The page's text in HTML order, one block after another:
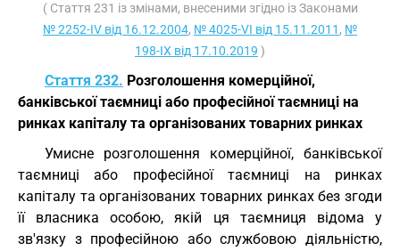
( Стаття 231 із змінами, внесеними згідно із Законами
№ 2252-IV від 16.12.2004, № 4025-VI від 15.11.2011 , №
198-IX від 17.10.2019 )
Стаття 232. Розголошення комерційної,
банківської таємниці або професійної таємниці на
ринках капіталу та організованих товарних ринках
Умисне розголошення комерційної, банківської
таємниці або професійної таємниці на ринках
капіталу та організованих товарних ринках без згоди
її власника особою, якій ця таємниця відома у
зв'язку з професійною або службовою діяльністю,